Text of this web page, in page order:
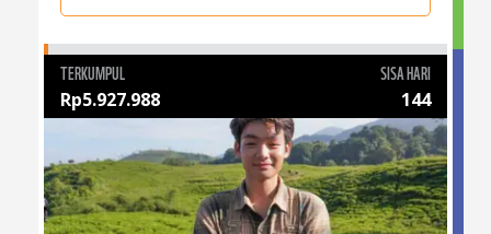
TERKUMPUL
Rp5.927.988
SISA HARI
144